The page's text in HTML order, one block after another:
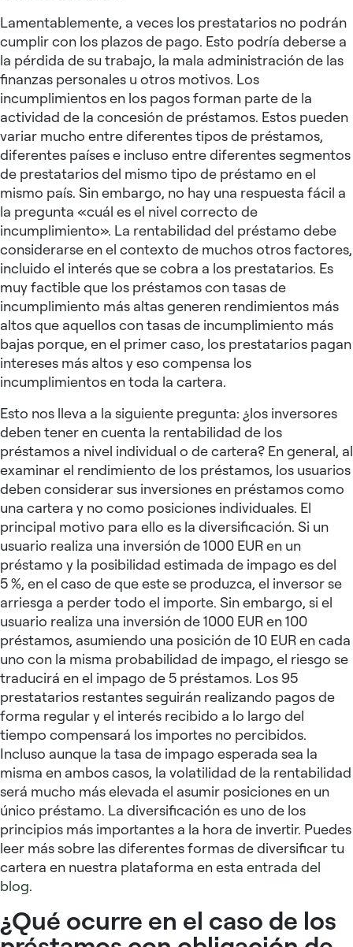
Lamentablemente, a veces los prestatarios no podrán
cumplir con los plazos de pago. Esto podría deberse a
la pérdida de su trabajo, la mala administración de las
finanzas personales u otros motivos. Los
incumplimientos en los pagos forman parte de la
actividad de la concesión de préstamos. Estos pueden
variar mucho entre diferentes tipos de préstamos,
diferentes países e incluso entre diferentes segmentos
de prestatarios del mismo tipo de préstamo en el
mismo país. Sin embargo, no hay una respuesta fácil a
la pregunta «cuál es el nivel correcto de
incumplimiento». La rentabilidad del préstamo debe
considerarse en el contexto de muchos otros factores,
incluido el interés que se cobra a los prestatarios. Es
muy factible que los préstamos con tasas de
incumplimiento más altas generen rendimientos más
altos que aquellos con tasas de incumplimiento más
bajas porque, en el primer caso, los prestatarios pagan
intereses más altos y eso compensa los
incumplimientos en toda la cartera.
Esto nos lleva a la siguiente pregunta: ¿los inversores
deben tener en cuenta la rentabilidad de los
préstamos a nivel individual o de cartera? En general, al
examinar el rendimiento de los préstamos, los usuarios
deben considerar sus inversiones en préstamos como
una cartera y no como posiciones individuales. El
principal motivo para ello es la diversificación. Si un
usuario realiza una inversión de 1000 EUR en un
préstamo y la posibilidad estimada de impago es del
5 %, en el caso de que este se produzca, el inversor se
arriesga a perder todo el importe. Sin embargo, si el
usuario realiza una inversión de 1000 EUR en 100
préstamos, asumiendo una posición de 10 EUR en cada
uno con la misma probabilidad de impago, el riesgo se
traducirá en el impago de 5 préstamos. Los 95
prestatarios restantes seguirán realizando pagos de
forma regular y el interés recibido a lo largo del
tiempo compensará los importes no percibidos.
Incluso aunque la tasa de impago esperada sea la
misma en ambos casos, la volatilidad de la rentabilidad
será mucho más elevada el asumir posiciones en un
único préstamo. La diversificación es uno de los
principios más importantes a la hora de invertir. Puedes
leer más sobre las diferentes formas de diversificar tu
cartera en nuestra plataforma en esta entrada del
blog.
¿Qué ocurre en el caso de los